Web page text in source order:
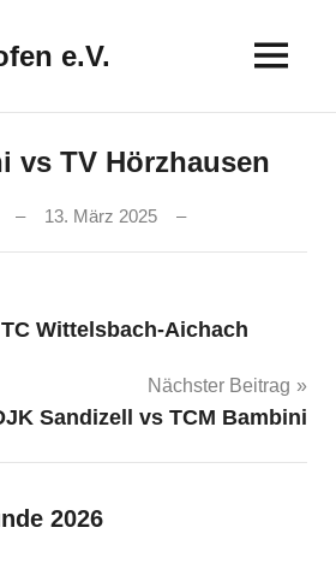
e.V.
vs TV Hörzhausen
13. März 2025
Wittelsbach-Aichach
Nächster Beitrag
Sandizell vs TCM Bambini
2026